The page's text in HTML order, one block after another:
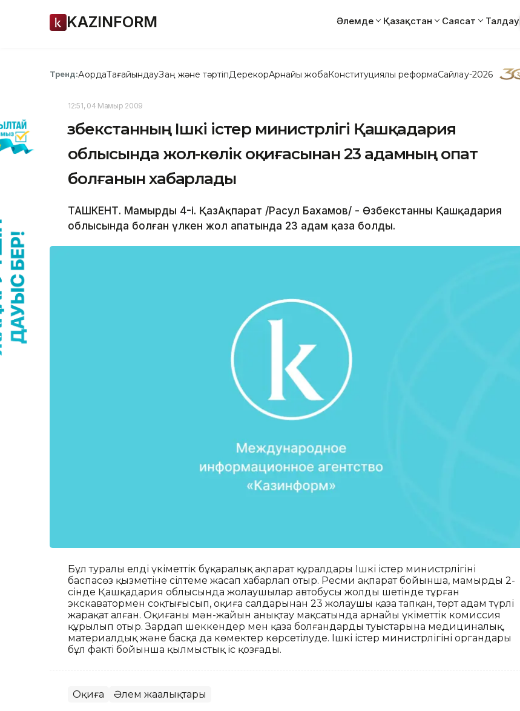
KAZINFORM Әлемде Қазақстан Саясат Талдау
Тренд:АқордаТағайындауЗаң және тәртіпДерекқорАрнайы жобаКонституциялық реформаСайлау-2026
12:51, 04 Мамыр 2009
Өзбекстанның Ішкі істер министрлігі Қашқадария
облысында жол-көлік оқиғасынан 23 адамның опат
болғанын хабарлады
ТАШКЕНТ. Мамырдың 4-і. ҚазАқпарат /Расул Бахамов/ - Өзбекстанның Қашқадария
облысында болған үлкен жол апатында 23 адам қаза болды.
Бұл туралы елдің үкіметтік бұқаралық ақпарат құралдары Ішкі істер министрлігінің
баспасөз қызметіне сілтеме жасап хабарлап отыр. Ресми ақпарат бойынша, мамырдың 2-
сінде Қашқадария облысында жолаушылар автобусы жолдың шетінде тұрған
экскаватормен соқтығысып, оқиға салдарынан 23 жолаушы қаза тапқан, төрт адам түрлі
жарақат алған. Оқиғаның мән-жайын анықтау мақсатында арнайы үкіметтік комиссия
құрылып отыр. Зардап шеккендер мен қаза болғандардың туыстарына медициналық,
материалдық және басқа да көмектер көрсетілуде. Ішкі істер министрлігінің органдары
бұл факті бойынша қылмыстық іс қозғады.
Оқиға Әлем жаңалықтары